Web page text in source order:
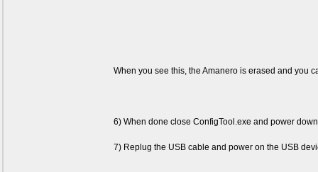
When you see this, the Amanero is erased and you
6) When done close ConfigTool.exe and power
7) Replug the USB cable and power on the USB